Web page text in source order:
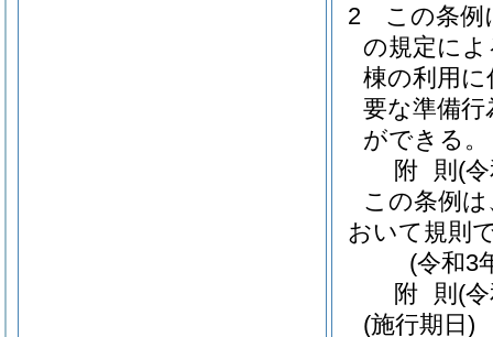
2
この条例
の規定によ
棟の利用
要な準備
ができる。
附 則 (
この条例
おいて規則
(令和3
附 則 (
(施行期日)